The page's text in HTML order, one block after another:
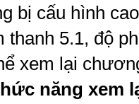
bị cấu hình
thanh 5.1, độ
xem lại
năng xem